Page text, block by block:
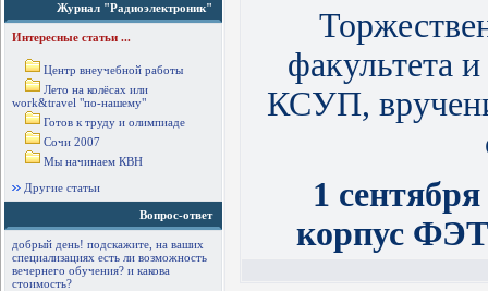
Журнал "Радиоэлектроник"
Интересные статьи ...
Центр внеучебной работы
Лето на колёсах или
work&travel "по-нашему"
Готов к труду и олимпиаде
Сочи 2007
Мы начинаем КВН
Другие статьи
Вопрос-ответ
добрый день! подскажите, на ваших
специализациях есть ли возможность
вечернего обучения? и какова
стоимость?
факультета
КСУП,
1
корпус